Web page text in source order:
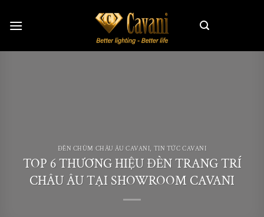
ĐÈN CHÙM CHÂU ÂU CAVANI, TIN TỨC CAVANI
TOP 6 THƯƠNG HIỆU ĐÈN TRANG TRÍ
CHÂU ÂU TẠI SHOWROOM CAVANI